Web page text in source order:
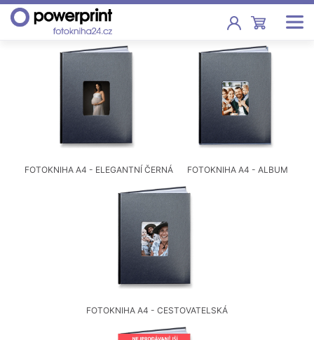
Fotoknihy
Nástěnné, stolní i roční
Tisk fotografií od 2,90 Kč
Fotoknihy a dárky pro školy
FOTOKNIHA A4 - ELEGANTNÍ ČERNÁ FOTOKNIHA A4 - ALBUM
FOTOKNIHA A4 - CESTOVATELSKÁ